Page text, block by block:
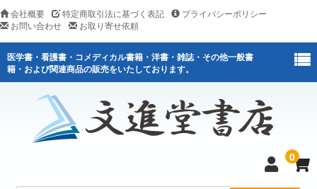
会社概要 特定商取引法に基づく表記
プライバシーポリシー
お問い合わせ
お取り寄せ依頼
医学書・看護書・コメディカル書籍・洋書・雑誌・その他一般書
籍・および関連商品の販売をいたしております。
0